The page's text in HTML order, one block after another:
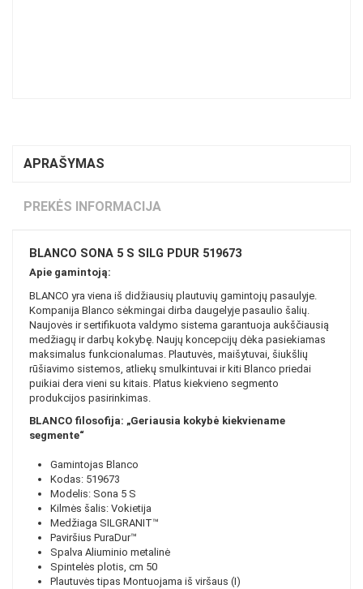
APRAŠYMAS
PREKĖS INFORMACIJA
BLANCO SONA 5 S SILG PDUR 519673
Apie gamintoją:
BLANCO yra viena iš didžiausių plautuvių gamintojų pasaulyje.
Kompanija Blanco sėkmingai dirba daugelyje pasaulio šalių.
Naujovės ir sertifikuota valdymo sistema garantuoja aukščiausią
medžiagų ir darbų kokybę. Naujų koncepcijų dėka pasiekiamas
maksimalus funkcionalumas. Plautuvės, maišytuvai, šiukšlių
rūšiavimo sistemos, atliekų smulkintuvai ir kiti Blanco priedai
puikiai dera vieni su kitais. Platus kiekvieno segmento
produkcijos pasirinkimas.
BLANCO filosofija: „Geriausia kokybė kiekviename
segmente“
Gamintojas Blanco
Kodas: 519673
Modelis: Sona 5 S
Kilmės šalis: Vokietija
Medžiaga SILGRANIT™
Paviršius PuraDur™
Spalva Aliuminio metalinė
Spintelės plotis, cm 50
Plautuvės tipas Montuojama iš viršaus (I)